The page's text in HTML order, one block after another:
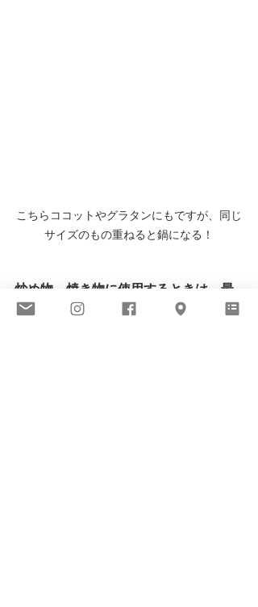
こちらココットやグラタンにもですが、同じ
サイズのもの重ねると鍋になる！
炒め物、焼き物に使用する ときは、最
初に陶板をよく熱し、油をしいてご使